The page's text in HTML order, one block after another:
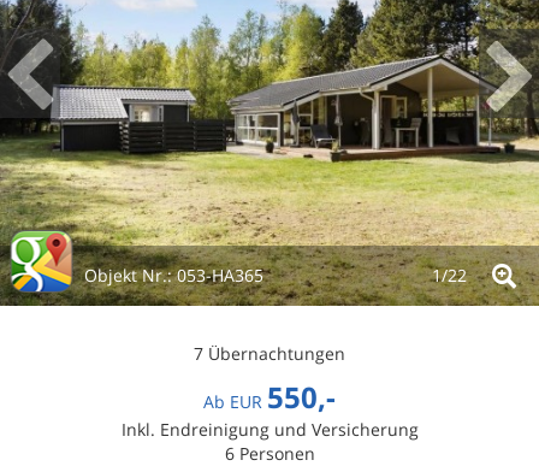
Objekt Nr.:053-HA365 1/22
7 Übernachtungen
Ab EUR 550,-
Inkl. Endreinigung und Versicherung
6 Personen